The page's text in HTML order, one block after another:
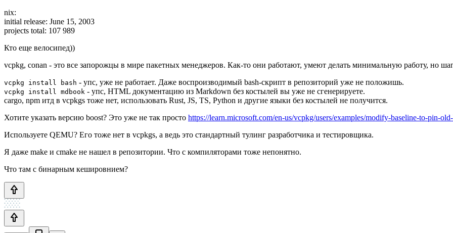
nix:
initial release: June 15, 2003
projects total: 107 989
Кто еще велосипед))
vcpkg, conan - это все запорожцы в мире пакетных менеджеров. Как-то они работают, умеют делать минимальную работу, но
vcpkg install bash - упс, уже не работает. Даже воспроизводимый bash-скрипт в репозиторий уже не положишь.
vcpkg install mdbook - упс, HTML документацию из Markdown без костылей вы уже не сгенерируете.
cargo, npm итд в vcpkgs тоже нет, использовать Rust, JS, TS, Python и другие языки без костылей не получится.
Хотите указать версию boost? Это уже не так просто https://learn.microsoft.com/en-us/vcpkg/users/examples/modify-baseline-to-pin-
Используете QEMU? Его тоже нет в vcpkgs, а ведь это стандартный тулинг разработчика и тестировщика.
Я даже make и cmake не нашел в репозитории. Что с компиляторами тоже непонятно.
Что там с бинарным кешировнием?